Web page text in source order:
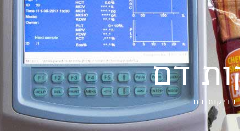
דם
בדיקות דם